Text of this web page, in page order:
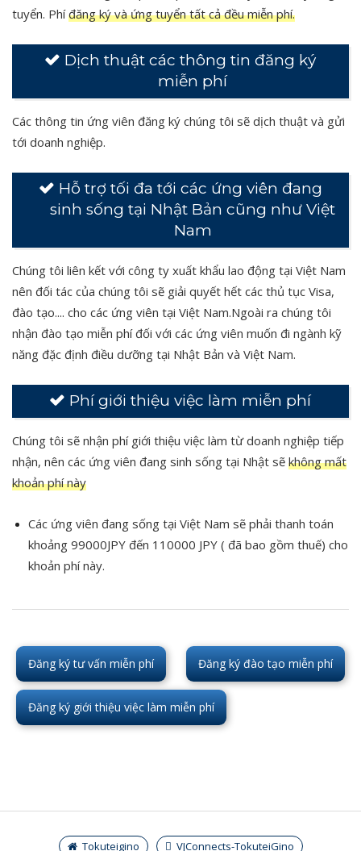
tuyển. Phíđăng ký và ứng tuyển tất cả đều miễn phí.
Dịch thuật các thông tin đăng ký
miễn phí
Các thông tin ứng viên đăng ký chúng tôi sẽ dịch thuật và gửi
tới doanh nghiệp.
Hỗ trợ tối đa tới các ứng viên đang
sinh sống tại Nhật Bản cũng như Việt
Nam
Chúng tôi liên kết với công ty xuất khẩu lao động tại Việt Nam
nên đối tác của chúng tôi sẽ giải quyết hết các thủ tục Visa,
đào tạo.... cho các ứng viên tại Việt Nam.Ngoài ra chúng tôi
nhận đào tạo miễn phí đối với các ứng viên muốn đi ngành kỹ
năng đặc định điều dưỡng tại Nhật Bản và Việt Nam.
Phí giới thiệu việc làm miễn phí
Chúng tôi sẽ nhận phí giới thiệu việc làm từ doanh nghiệp tiếp
nhận, nên các ứng viên đang sinh sống tại Nhật sẽ không mất
khoản phí này
Các ứng viên đang sống tại Việt Nam sẽ phải thanh toán
khoảng 99000JPY đến 110000 JPY ( đã bao gồm thuế) cho
khoản phí này.
Đăng ký tư vấn miễn phí Đăng ký đào tạo miễn phí
Đăng ký giới thiệu việc làm miễn phí
Tokuteigino
VJConnects-TokuteiGino